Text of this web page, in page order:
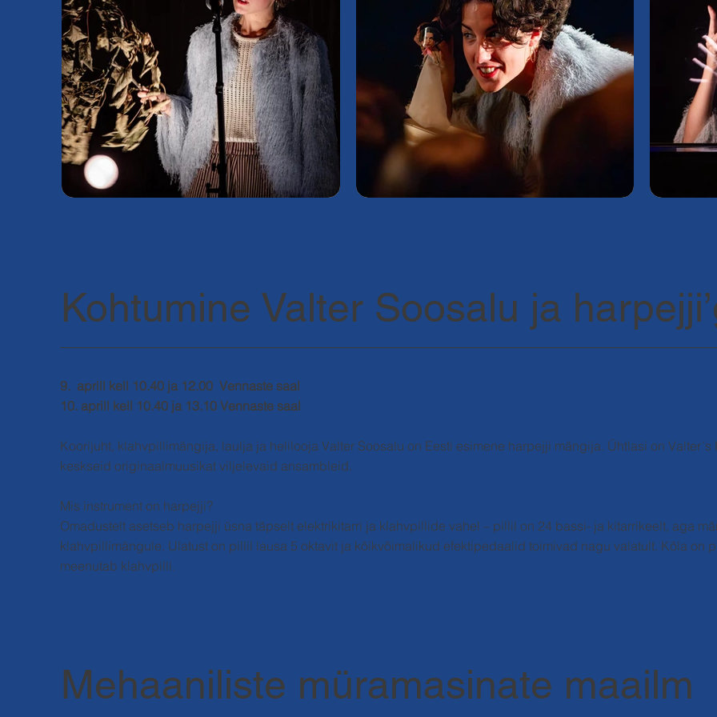
Kohtumine Valter Soosalu ja
9. aprill kell 10.40 ja 12.00 Vennaste saal
10. aprill kell 10.40 ja 13.10 Vennaste saal
Koorijuht, klahvpillimängija, laulja ja helilooja Valter Soosalu on Eesti esimene harpejji mängija. Ühtlasi on
keskseid originaalmuusikat viljelevaid ansambleid.
Mis instrument on harpejji?
Omadustelt asetseb harpejji üsna täpselt elektrikitarri ja klahvpillide vahel – pillil on 24 bassi- ja kitarrikeelt, aga
klahvpillimängule. Ulatust on pillil lausa 5 oktavit ja kõikvõimalikud efektipedaalid toimivad nagu valatult. Kõla on
meenutab klahvpilli.
Mehaaniliste müramasinate maailm